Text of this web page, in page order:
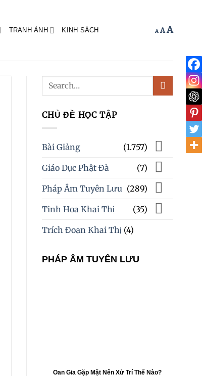
TRANH ẢNH KINH SÁCH A Decrease
A Reset
A
size.
CHỦ ĐỀ HỌC TẬP
Bài Giảng (1.757)
Giáo Dục Phật Đà (7)
Pháp Âm Tuyên Lưu (289)
Tinh Hoa Khai Thị (35)
Trích Đoạn Khai Thị (4)
PHÁP ÂM TUYÊN LƯU
Oan Gia Gặp Mặt Nên Xử Trí Thế Nào?